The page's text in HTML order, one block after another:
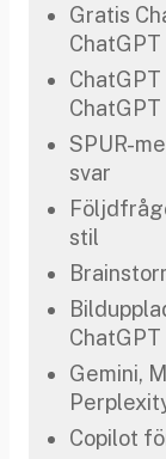
Gratis
ChatGPT
ChatGPT
SPUR-
svar
stil
ChatGPT
Gemini,
Copilot